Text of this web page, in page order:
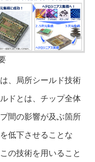
、局所シールド技術
ドとは、チップ全体
間の影響が及ぶ箇所
低下させることな
の技術を用いること